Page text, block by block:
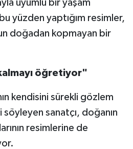
uyumlu bir yaşam
yüzden yaptığım resimler,
doğadan kopmayan bir
öğretiyor"
kendisini sürekli gözlem
sanatçı, doğanın
resimlerine de